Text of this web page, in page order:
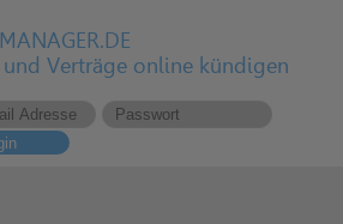
Verträge online kündigen